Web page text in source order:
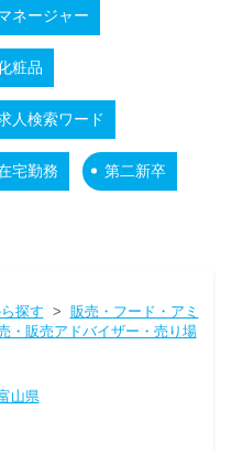
ネージャー
粧品
人検索ワード
宅勤務 第二新卒
探す > 販売・フード・アミ
・販売アドバイザー・売り場
山県